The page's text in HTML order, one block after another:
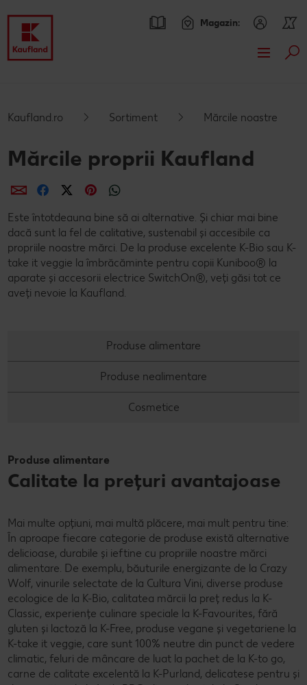
Sari la
Subsol
Bară laterală fixă
Magazin:
Prezentare Generala Oferte
Catalogul actual
Kaufland Scan
Tombola „Descoperă cramele Romaniei" - Crama Moşia
Domneascã - 29.07 - 11.08
Mărcile noastre
Sortiment tematic
Prospețime în fiecare zi
Vreau din România
Rețete | Ieftin și Bun NOU
Rețete "La cină" | Adi Hădean NOU
Caută o rețetă
Ce gătim azi?
Rețete rapide
Rețete de post
Noutăți
200 de magazine, 200 de vecini buni NOU
SAGA by Kaufland NOU
Codul Grataragiului NOU
Ești producător local? Te strigă Kaufland!
Marcă proprie Kaufland - și calitate și preț mic
România știe să gătească
Kaufland Livrează
Fresh
Concursuri online
Revista Kaufland - Acum și pe WhatsApp!
Blog
Bucuria de a găti
Timp liber
Kaufland.ro Sortiment Mărcile noastre
Mărcile proprii Kaufland
DistribuieDistribuieDistribuieDistribuie
Este întotdeauna bine să ai alternative. Și chiar mai bine
dacă sunt la fel de calitative, sustenabil și accesibile ca
propriile noastre mărci. De la produse excelente K-Bio sau K-
take it veggie la îmbrăcăminte pentru copii Kuniboo® la
aparate și accesorii electrice SwitchOn®, veți găsi tot ce
aveți nevoie la Kaufland.
Produse alimentare
Produse nealimentare
Cosmetice
Produse alimentare
Calitate la prețuri avantajoase
Mai multe opțiuni, mai multă plăcere, mai mult pentru tine:
În aproape fiecare categorie de produse există alternative
delicioase, durabile și ieftine cu propriile noastre mărci
alimentare. De exemplu, băuturile energizante de la Crazy
Wolf, vinurile selectate de la Cultura Vini, diverse produse
ecologice de la K-Bio, calitatea mărcii la preț redus la K-
Classic, experiențe culinare speciale la K-Favourites, fără
gluten și lactoză la K-Free, produse vegane și vegetariene la
K-take it veggie, care sunt 100% neutre din punct de vedere
climatic, feluri de mâncare de luat la pachet de la K-to go,
carne de calitate excelentă la K-Purland, delicatese pentru și